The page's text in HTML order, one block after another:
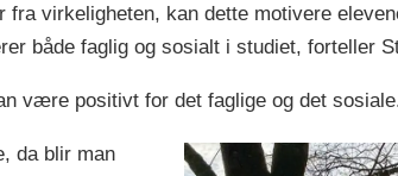
virkeligheten, kan dette motivere
både faglig og sosialt i studiet, forteller
være positivt for det faglige og det
da blir man